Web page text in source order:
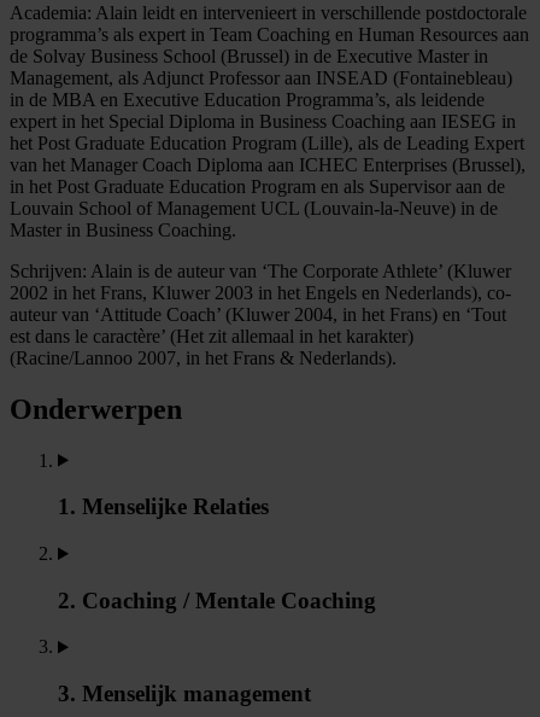
Academia: Alain leidt en intervenieert in verschillende postdoctorale
programma’s als expert in Team Coaching en Human Resources aan
de Solvay Business School (Brussel) in de Executive Master in
Management, als Adjunct Professor aan INSEAD (Fontainebleau)
in de MBA en Executive Education Programma’s, als leidende
expert in het Special Diploma in Business Coaching aan IESEG in
het Post Graduate Education Program (Lille), als de Leading Expert
van het Manager Coach Diploma aan ICHEC Enterprises (Brussel),
in het Post Graduate Education Program en als Supervisor aan de
Louvain School of Management UCL (Louvain-la-Neuve) in de
Master in Business Coaching.
Schrijven: Alain is de auteur van ‘The Corporate Athlete’ (Kluwer
2002 in het Frans, Kluwer 2003 in het Engels en Nederlands), co-
auteur van ‘Attitude Coach’ (Kluwer 2004, in het Frans) en ‘Tout
est dans le caractère’ (Het zit allemaal in het karakter)
(Racine/Lannoo 2007, in het Frans & Nederlands).
Onderwerpen
1. Menselijke Relaties
2. Coaching / Mentale Coaching
3. Menselijk management